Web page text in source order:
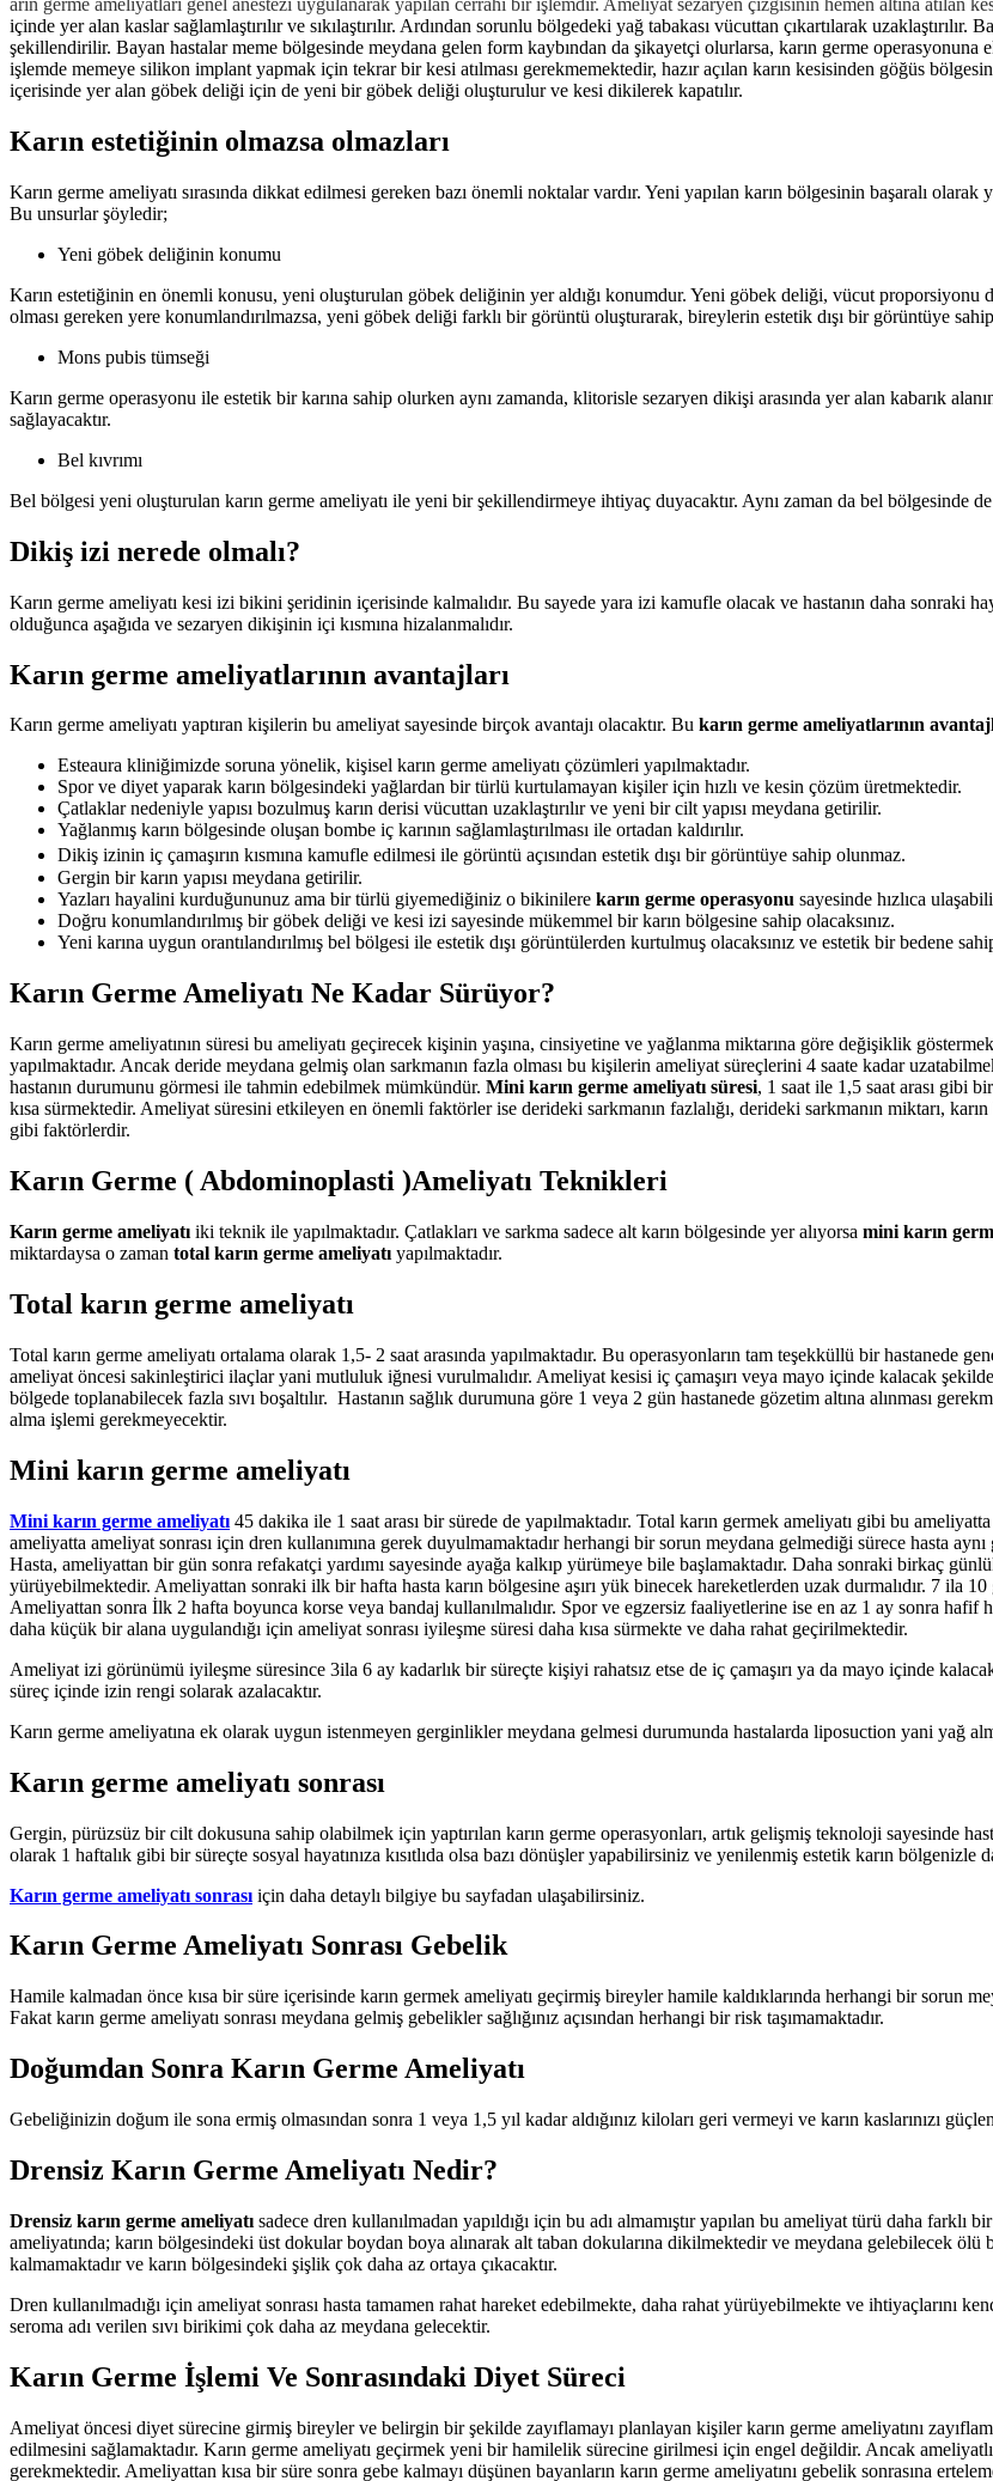
arın germe ameliyatları genel anestezi uygulanarak yapılan cerrahi bir işlemdir. Ameliyat sezaryen çizgisinin hemen altına atılan
içinde yer alan kaslar sağlamlaştırılır ve sıkılaştırılır. Ardından sorunlu bölgedeki yağ tabakası vücuttan çıkartılarak
şekillendirilir. Bayan hastalar meme bölgesinde meydana gelen form kaybından da şikayetçi olurlarsa, karın germe
işlemde memeye silikon implant yapmak için tekrar bir kesi atılması gerekmemektedir, hazır açılan karın kesisinden göğüs
içerisinde yer alan göbek deliği için de yeni bir göbek deliği oluşturulur ve kesi dikilerek kapatılır.
Karın estetiğinin olmazsa olmazları
Karın germe ameliyatı sırasında dikkat edilmesi gereken bazı önemli noktalar vardır. Yeni yapılan karın bölgesinin başaralı olarak
Bu unsurlar şöyledir;
Yeni göbek deliğinin konumu
Karın estetiğinin en önemli konusu, yeni oluşturulan göbek deliğinin yer aldığı konumdur. Yeni göbek deliği, vücut proporsiyonu
olması gereken yere konumlandırılmazsa, yeni göbek deliği farklı bir görüntü oluşturarak, bireylerin estetik dışı bir görüntüye
Mons pubis tümseği
Karın germe operasyonu ile estetik bir karına sahip olurken aynı zamanda, klitorisle sezaryen dikişi arasında yer alan kabarık
sağlayacaktır.
Bel kıvrımı
Bel bölgesi yeni oluşturulan karın germe ameliyatı ile yeni bir şekillendirmeye ihtiyaç duyacaktır. Aynı zaman da bel bölgesinde
Dikiş izi nerede olmalı?
Karın germe ameliyatı kesi izi bikini şeridinin içerisinde kalmalıdır. Bu sayede yara izi kamufle olacak ve hastanın daha sonraki
olduğunca aşağıda ve sezaryen dikişinin içi kısmına hizalanmalıdır.
Karın germe ameliyatlarının avantajları
Karın germe ameliyatı yaptıran kişilerin bu ameliyat sayesinde birçok avantajı olacaktır. Bu karın germe ameliyatlarının
Esteaura kliniğimizde soruna yönelik, kişisel karın germe ameliyatı çözümleri yapılmaktadır.
Spor ve diyet yaparak karın bölgesindeki yağlardan bir türlü kurtulamayan kişiler için hızlı ve kesin çözüm üretmektedir.
Çatlaklar nedeniyle yapısı bozulmuş karın derisi vücuttan uzaklaştırılır ve yeni bir cilt yapısı meydana getirilir.
Yağlanmış karın bölgesinde oluşan bombe iç karının sağlamlaştırılması ile ortadan kaldırılır.
Dikiş izinin iç çamaşırın kısmına kamufle edilmesi ile görüntü açısından estetik dışı bir görüntüye sahip olunmaz.
Gergin bir karın yapısı meydana getirilir.
Yazları hayalini kurduğununuz ama bir türlü giyemediğiniz o bikinilere karın germe operasyonu sayesinde hızlıca
Doğru konumlandırılmış bir göbek deliği ve kesi izi sayesinde mükemmel bir karın bölgesine sahip olacaksınız.
Yeni karına uygun orantılandırılmış bel bölgesi ile estetik dışı görüntülerden kurtulmuş olacaksınız ve estetik bir bedene
Karın Germe Ameliyatı Ne Kadar Sürüyor?
Karın germe ameliyatının süresi bu ameliyatı geçirecek kişinin yaşına, cinsiyetine ve yağlanma miktarına göre değişiklik
yapılmaktadır. Ancak deride meydana gelmiş olan sarkmanın fazla olması bu kişilerin ameliyat süreçlerini 4 saate kadar
hastanın durumunu görmesi ile tahmin edebilmek mümkündür. Mini karın germe ameliyatı süresi, 1 saat ile 1,5 saat arası gibi
kısa sürmektedir. Ameliyat süresini etkileyen en önemli faktörler ise derideki sarkmanın fazlalığı, derideki sarkmanın miktarı,
gibi faktörlerdir.
Karın Germe ( Abdominoplasti )Ameliyatı Teknikleri
Karın germe ameliyatı iki teknik ile yapılmaktadır. Çatlakları ve sarkma sadece alt karın bölgesinde yer alıyorsa mini karın
miktardaysa o zaman total karın germe ameliyatı yapılmaktadır.
Total karın germe ameliyatı
Total karın germe ameliyatı ortalama olarak 1,5- 2 saat arasında yapılmaktadır. Bu operasyonların tam teşekküllü bir hastanede
ameliyat öncesi sakinleştirici ilaçlar yani mutluluk iğnesi vurulmalıdır. Ameliyat kesisi iç çamaşırı veya mayo içinde kalacak
bölgede toplanabilecek fazla sıvı boşaltılır. Hastanın sağlık durumuna göre 1 veya 2 gün hastanede gözetim altına alınması
alma işlemi gerekmeyecektir.
Mini karın germe ameliyatı
Mini karın germe ameliyatı 45 dakika ile 1 saat arası bir sürede de yapılmaktadır. Total karın germek ameliyatı gibi bu
ameliyatta ameliyat sonrası için dren kullanımına gerek duyulmamaktadır herhangi bir sorun meydana gelmediği sürece hasta
Hasta, ameliyattan bir gün sonra refakatçi yardımı sayesinde ayağa kalkıp yürümeye bile başlamaktadır. Daha sonraki birkaç
yürüyebilmektedir. Ameliyattan sonraki ilk bir hafta hasta karın bölgesine aşırı yük binecek hareketlerden uzak durmalıdır. 7 ila
Ameliyattan sonra İlk 2 hafta boyunca korse veya bandaj kullanılmalıdır. Spor ve egzersiz faaliyetlerine ise en az 1 ay sonra hafif
daha küçük bir alana uygulandığı için ameliyat sonrası iyileşme süresi daha kısa sürmekte ve daha rahat geçirilmektedir.
Ameliyat izi görünümü iyileşme süresince 3ila 6 ay kadarlık bir süreçte kişiyi rahatsız etse de iç çamaşırı ya da mayo içinde
süreç içinde izin rengi solarak azalacaktır.
Karın germe ameliyatına ek olarak uygun istenmeyen gerginlikler meydana gelmesi durumunda hastalarda liposuction yani yağ
Karın germe ameliyatı sonrası
Gergin, pürüzsüz bir cilt dokusuna sahip olabilmek için yaptırılan karın germe operasyonları, artık gelişmiş teknoloji sayesinde
olarak 1 haftalık gibi bir süreçte sosyal hayatınıza kısıtlıda olsa bazı dönüşler yapabilirsiniz ve yenilenmiş estetik karın
Karın germe ameliyatı sonrası için daha detaylı bilgiye bu sayfadan ulaşabilirsiniz.
Karın Germe Ameliyatı Sonrası Gebelik
Hamile kalmadan önce kısa bir süre içerisinde karın germek ameliyatı geçirmiş bireyler hamile kaldıklarında herhangi bir sorun
Fakat karın germe ameliyatı sonrası meydana gelmiş gebelikler sağlığınız açısından herhangi bir risk taşımamaktadır.
Doğumdan Sonra Karın Germe Ameliyatı
Gebeliğinizin doğum ile sona ermiş olmasından sonra 1 veya 1,5 yıl kadar aldığınız kiloları geri vermeyi ve karın kaslarınızı
Drensiz Karın Germe Ameliyatı Nedir?
Drensiz karın germe ameliyatı sadece dren kullanılmadan yapıldığı için bu adı almamıştır yapılan bu ameliyat türü daha
ameliyatında; karın bölgesindeki üst dokular boydan boya alınarak alt taban dokularına dikilmektedir ve meydana gelebilecek
kalmamaktadır ve karın bölgesindeki şişlik çok daha az ortaya çıkacaktır.
Dren kullanılmadığı için ameliyat sonrası hasta tamamen rahat hareket edebilmekte, daha rahat yürüyebilmekte ve ihtiyaçlarını
seroma adı verilen sıvı birikimi çok daha az meydana gelecektir.
Karın Germe İşlemi Ve Sonrasındaki Diyet Süreci
Ameliyat öncesi diyet sürecine girmiş bireyler ve belirgin bir şekilde zayıflamayı planlayan kişiler karın germe ameliyatını
edilmesini sağlamaktadır. Karın germe ameliyatı geçirmek yeni bir hamilelik sürecine girilmesi için engel değildir. Ancak
gerekmektedir. Ameliyattan kısa bir süre sonra gebe kalmayı düşünen bayanların karın germe ameliyatını gebelik sonrasına